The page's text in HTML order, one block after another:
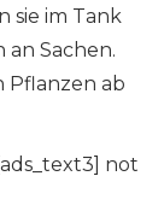
sie im Tank
Sachen.
Pflanzen ab
not